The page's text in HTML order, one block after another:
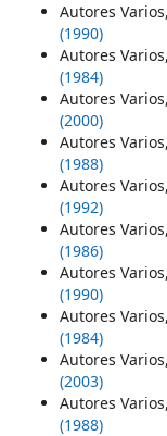
Autores Varios,
(1990)
Autores Varios,
(1984)
Autores Varios,
(2000)
Autores Varios,
(1988)
Autores Varios,
(1992)
Autores Varios,
(1986)
Autores Varios,
(1990)
Autores Varios,
(1984)
Autores Varios,
(2003)
Autores Varios,
(1988)